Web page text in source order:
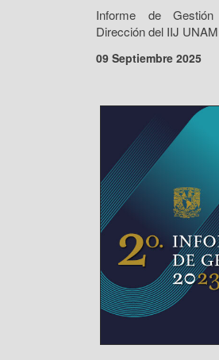
Informe de
Dirección del IIJ
09 Septiembre 2025